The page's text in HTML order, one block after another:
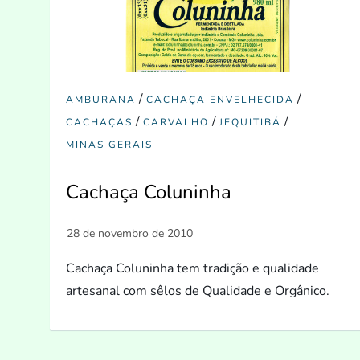
AMBURANA /CACHAÇA ENVELHECIDA /
CACHAÇAS /CARVALHO /JEQUITIBÁ /
MINAS GERAIS
Cachaça Coluninha
Cachaça Coluninha tem tradição e qualidade
artesanal com sêlos de Qualidade e Orgânico.